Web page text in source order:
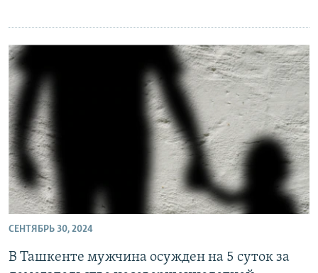
СЕНТЯБРЬ 30, 2024
В Ташкенте мужчина осужден на 5 суток за